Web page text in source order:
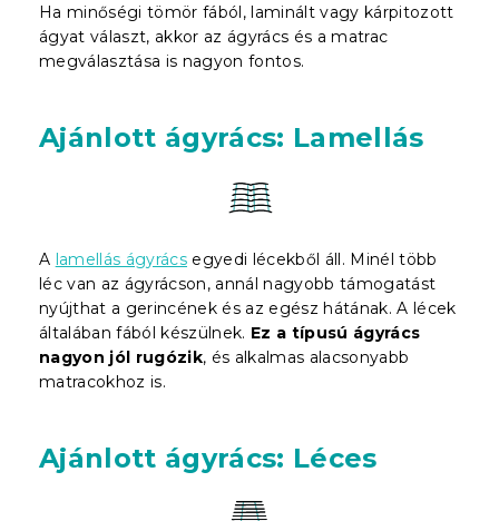
Ha minőségi tömör fából, laminált vagy kárpitozott
ágyat választ, akkor az ágyrács és a matrac
megválasztása is nagyon fontos.
Ajánlott ágyrács: Lamellás
A lamellás ágyrács egyedi lécekből áll. Minél több
léc van az ágyrácson, annál nagyobb támogatást
nyújthat a gerincének és az egész hátának. A lécek
általában fából készülnek. Ez a típusú ágyrács
nagyon jól rugózik, és alkalmas alacsonyabb
matracokhoz is.
Ajánlott ágyrács: Léces